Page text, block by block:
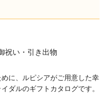
祝い・引き出物
に、ルピシアがご用意した幸
ダルのギフトカタログです。